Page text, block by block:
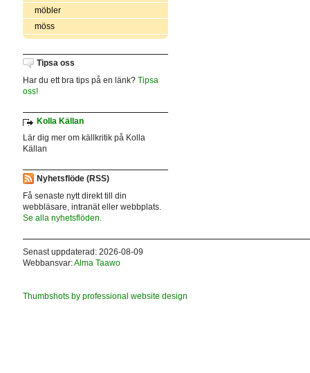
möbler
möss
Tipsa oss
Har du ett bra tips på en länk? Tipsa
oss!
Kolla Källan
Lär dig mer om källkritik på Kolla
Källan
Nyhetsflöde (RSS)
Få senaste nytt direkt till din
webbläsare, intranät eller webbplats.
Se alla nyhetsflöden.
Senast uppdaterad: 2026-08-09
Webbansvar:Alma Taawo
Thumbshots by professional website design